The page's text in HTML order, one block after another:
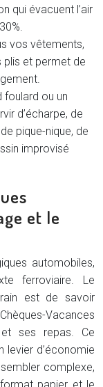
qui évacuent l’air
vos vêtements,
plis et permet de
foulard ou un
d’écharpe, de
pique-nique, de
improvisé
et le
automobiles,
ferroviaire. Le
est de savoir
Vacances
ses repas. Ce
levier d’économie
complexe,